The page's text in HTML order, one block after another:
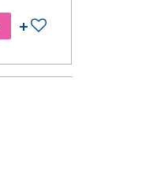
Tilføj til ønskeseddel